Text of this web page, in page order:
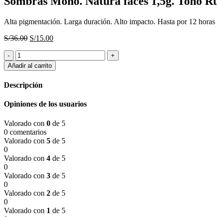
Alta pigmentación. Larga duración. Alto impacto. Hasta por 12 horas
S/36.00 El
era:
S/36.00.
S/15.00El
es:
S/15.00.
Sombras
Mono.
Natura
faces
1,5g.
Rubí
metalizado.
cantidad
Añadir al carrito
Descripción
Opiniones de los usuarios
Valorado con 0 de 5
0 comentarios
Valorado con 5 de 5
0
Valorado con 4 de 5
0
Valorado con 3 de 5
0
Valorado con 2 de 5
0
Valorado con 1 de 5